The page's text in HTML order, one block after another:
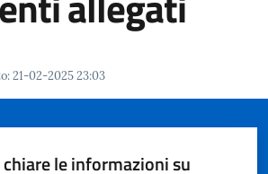
:21-02-2025 23:03
le informazioni su